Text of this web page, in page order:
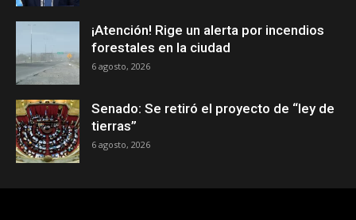
¡Atención! Rige un alerta por incendios
forestales en la ciudad
6 agosto, 2026
Senado: Se retiró el proyecto de “ley de
tierras”
6 agosto, 2026